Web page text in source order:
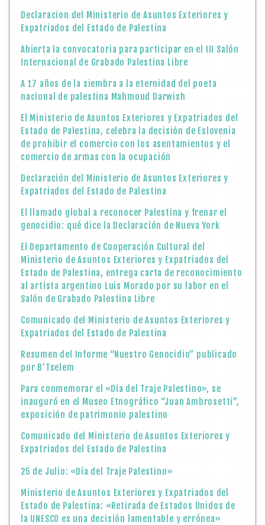
Declaracion del Ministerio de Asuntos Exteriores y
Expatriados del Estado de Palestina
Abierta la convocatoria para participar en el III Salón
Internacional de Grabado Palestina Libre
A 17 años de la siembra a la eternidad del poeta
nacional de palestina Mahmoud Darwish
El Ministerio de Asuntos Exteriores y Expatriados del
Estado de Palestina, celebra la decisión de Eslovenia
de prohibir el comercio con los asentamientos y el
comercio de armas con la ocupación
Declaración del Ministerio de Asuntos Exteriores y
Expatriados del Estado de Palestina
El llamado global a reconocer Palestina y frenar el
genocidio: qué dice la Declaración de Nueva York
El Departamento de Cooperación Cultural del
Ministerio de Asuntos Exteriores y Expatriados del
Estado de Palestina, entrega carta de reconocimiento
al artista argentino Luis Morado por su labor en el
Salón de Grabado Palestina Libre
Comunicado del Ministerio de Asuntos Exteriores y
Expatriados del Estado de Palestina
Resumen del Informe “Nuestro Genocidio” publicado
por B’Tselem
Para conmemorar el «Día del Traje Palestino», se
inauguró en el Museo Etnográfico “Juan Ambrosetti”,
exposición de patrimonio palestino
Comunicado del Ministerio de Asuntos Exteriores y
Expatriados del Estado de Palestina
25 de Julio: «Día del Traje Palestino»
Ministerio de Asuntos Exteriores y Expatriados del
Estado de Palestina: «Retirada de Estados Unidos de
la UNESCO es una decisión lamentable y errónea»